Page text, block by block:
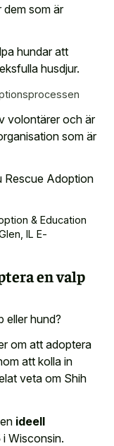
som är
hundar att
husdjur.
volontärer och är
som är
Rescue Adoption
& Education
IL E-
en valp
eller hund?
om att adoptera
att kolla in
veta om Shih
ideell
i Wisconsin.